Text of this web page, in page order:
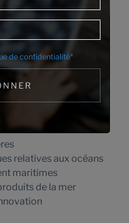
marine
l'eau
navales
aux océans
relatives aux océans
maritimes
de la mer
de confidentialité*